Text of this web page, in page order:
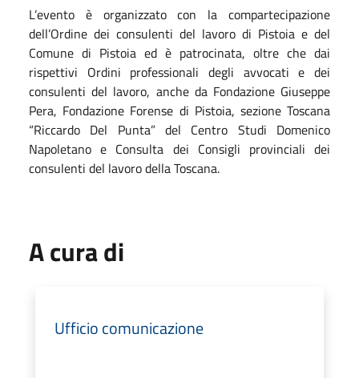
L’evento è organizzato con la compartecipazione
dell’Ordine dei consulenti del lavoro di Pistoia e del
Comune di Pistoia ed è patrocinata, oltre che dai
rispettivi Ordini professionali degli avvocati e dei
consulenti del lavoro, anche da Fondazione Giuseppe
Pera, Fondazione Forense di Pistoia, sezione Toscana
“Riccardo Del Punta” del Centro Studi Domenico
Napoletano e Consulta dei Consigli provinciali dei
consulenti del lavoro della Toscana.
A cura di
Ufficio comunicazione